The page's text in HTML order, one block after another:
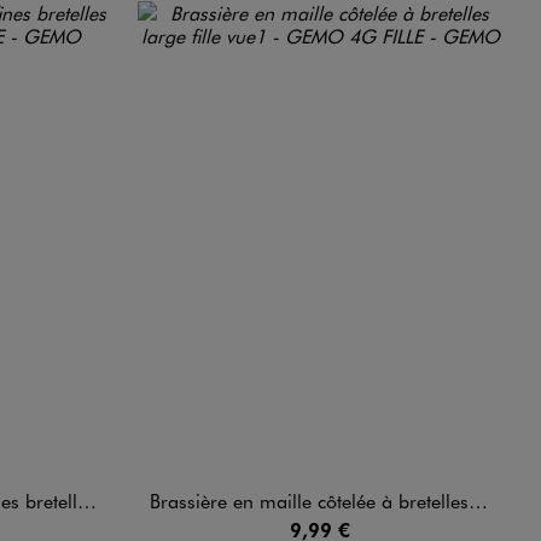
fille
Brassière en maille côtelée à bretelles large fille
9,99 €